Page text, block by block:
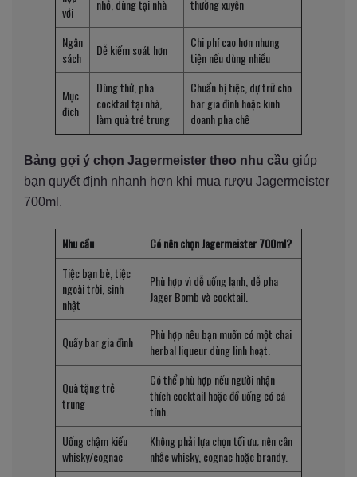
với
nhỏ, dùng tại nhà thường xuyên
Ngân
sách
Dễ kiểm soát hơn
Chi phí cao hơn nhưng
tiện nếu dùng nhiều
Mục
đích
Dùng thử, pha
cocktail tại nhà,
làm quà trẻ trung
Chuẩn bị tiệc, dự trữ cho
bar gia đình hoặc kinh
doanh pha chế
Bảng gợi ý chọn Jagermeister theo nhu cầu giúp
bạn quyết định nhanh hơn khi mua rượu Jagermeister
700ml.
Nhu cầu
Có nên chọn Jagermeister 700ml?
Tiệc bạn bè, tiệc
ngoài trời, sinh
nhật
Phù hợp vì dễ uống lạnh, dễ pha
Jager Bomb và cocktail.
Quầy bar gia đình
Phù hợp nếu bạn muốn có một chai
herbal liqueur dùng linh hoạt.
Quà tặng trẻ
trung
Có thể phù hợp nếu người nhận
thích cocktail hoặc đồ uống có cá
tính.
Uống chậm kiểu
whisky/cognac
Không phải lựa chọn tối ưu; nên cân
nhắc whisky, cognac hoặc brandy.